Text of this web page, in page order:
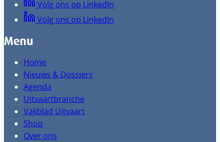
Volg ons op LinkedIn
Volg ons op LinkedIn
Menu
Home
Nieuws & Dossiers
Agenda
Uitvaartbranche
Vakblad Uitvaart
Shop
Over ons